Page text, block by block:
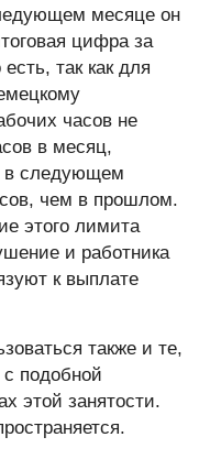
месяце он
цифра за
так как для
часов не
в месяц,
в следующем
чем в прошлом.
этого лимита
и работника
к выплате
также и те,
подобной
этой занятости.